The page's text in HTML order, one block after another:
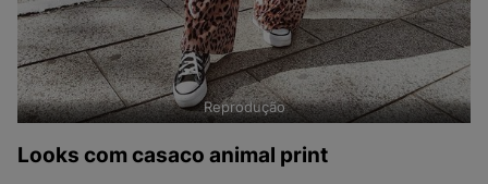
Reprodução
Looks com casaco animal print